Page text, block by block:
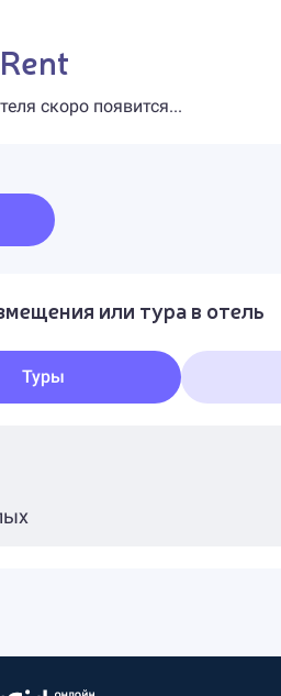
скоро появится...
или тура в отель
Туры